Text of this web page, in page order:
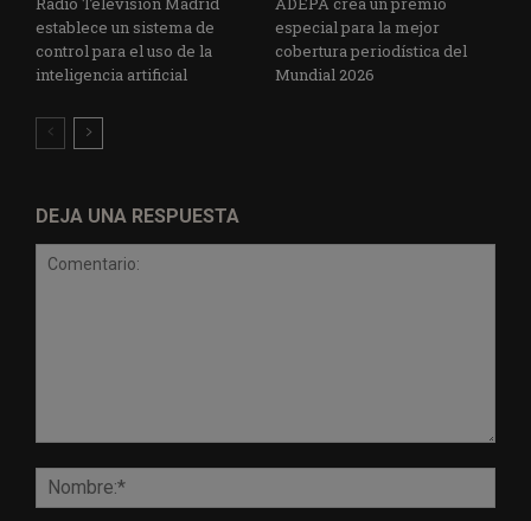
establece un sistema de
control para el uso de la
inteligencia artificial
especial para la mejor
cobertura periodística del
Mundial 2026
DEJA UNA RESPUESTA